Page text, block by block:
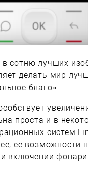
сотню лучших
делать мир
благо».
проста и в
систем
ее возможности
включении